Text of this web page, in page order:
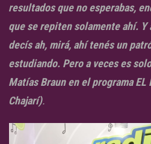
resultados que no esperabas,
que se repiten solamente ahí. Y
decís ah, mirá, ahí tenés un
estudiando. Pero a veces es
Matías Braun en el programa EL
Chajarí).